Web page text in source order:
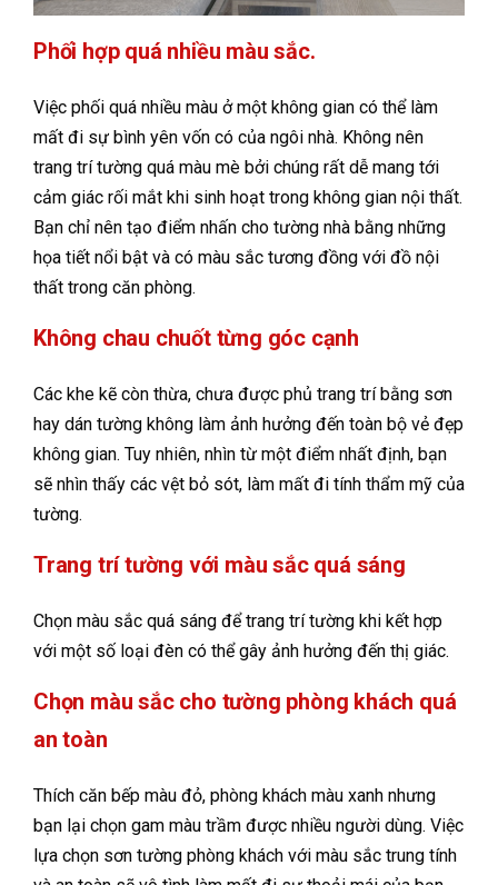
Phối hợp quá nhiều màu sắc.
Việc phối quá nhiều màu ở một không gian có thể làm
mất đi sự bình yên vốn có của ngôi nhà. Không nên
trang trí tường quá màu mè bởi chúng rất dễ mang tới
cảm giác rối mắt khi sinh hoạt trong không gian nội thất.
Bạn chỉ nên tạo điểm nhấn cho tường nhà bằng những
họa tiết nổi bật và có màu sắc tương đồng với đồ nội
thất trong căn phòng.
Không chau chuốt từng góc cạnh
Các khe kẽ còn thừa, chưa được phủ trang trí bằng sơn
hay dán tường không làm ảnh hưởng đến toàn bộ vẻ đẹp
không gian. Tuy nhiên, nhìn từ một điểm nhất định, bạn
sẽ nhìn thấy các vệt bỏ sót, làm mất đi tính thẩm mỹ của
tường.
Trang trí tường với màu sắc quá sáng
Chọn màu sắc quá sáng để trang trí tường khi kết hợp
với một số loại đèn có thể gây ảnh hưởng đến thị giác.
Chọn màu sắc cho tường phòng khách quá
an toàn
Thích căn bếp màu đỏ, phòng khách màu xanh nhưng
bạn lại chọn gam màu trầm được nhiều người dùng. Việc
lựa chọn sơn tường phòng khách với màu sắc trung tính